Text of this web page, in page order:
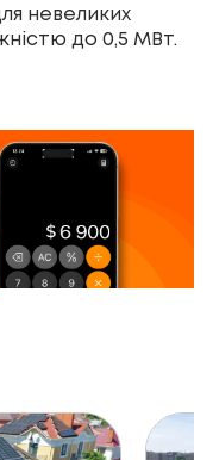
невеликих
до 0,5 МВт.